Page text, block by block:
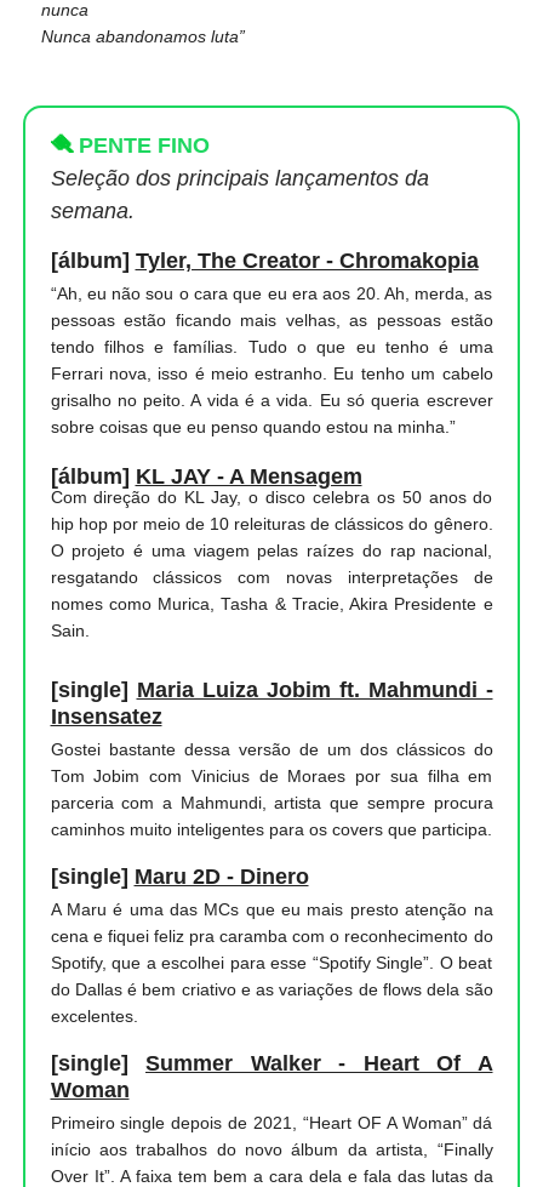
nunca
​Nunca abandonamos luta”
🪮 PENTE FINO
Seleção dos principais lançamentos da
semana.
[álbum] Tyler, The Creator - Chromakopia
“Ah, eu não sou o cara que eu era aos 20. Ah, merda, as
pessoas estão ficando mais velhas, as pessoas estão
tendo filhos e famílias. Tudo o que eu tenho é uma
Ferrari nova, isso é meio estranho. Eu tenho um cabelo
grisalho no peito. A vida é a vida. Eu só queria escrever
sobre coisas que eu penso quando estou na minha.”
[álbum] KL JAY - A Mensagem
Com direção do KL Jay, o disco celebra os 50 anos do
hip hop por meio de 10 releituras de clássicos do gênero.
O projeto é uma viagem pelas raízes do rap nacional,
resgatando clássicos com novas interpretações de
nomes como Murica, Tasha & Tracie, Akira Presidente e
Sain.
[single] Maria Luiza Jobim ft. Mahmundi -
Insensatez
Gostei bastante dessa versão de um dos clássicos do
Tom Jobim com Vinicius de Moraes por sua filha em
parceria com a Mahmundi, artista que sempre procura
caminhos muito inteligentes para os covers que participa.
[single] Maru 2D - Dinero
A Maru é uma das MCs que eu mais presto atenção na
cena e fiquei feliz pra caramba com o reconhecimento do
Spotify, que a escolhei para esse “Spotify Single”. O beat
do Dallas é bem criativo e as variações de flows dela são
excelentes.
[single] Summer Walker - Heart Of A
Woman
Primeiro single depois de 2021, “Heart OF A Woman” dá
início aos trabalhos do novo álbum da artista, “Finally
Over It”. A faixa tem bem a cara dela e fala das lutas da